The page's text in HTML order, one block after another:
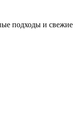
подходы и свежие